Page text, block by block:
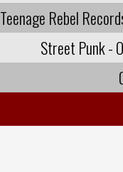
Teenage Rebel
Street Punk -